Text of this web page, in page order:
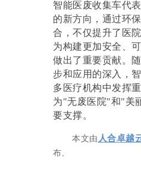
智能医废收集车代
的新方向，通过环
合，不仅提升了医
为构建更加安全、
做出了重要贡献。
步和应用的深入，
多医疗机构中发挥
为"无废医院"和"美
要支撑。
本文由 人合卓越
布